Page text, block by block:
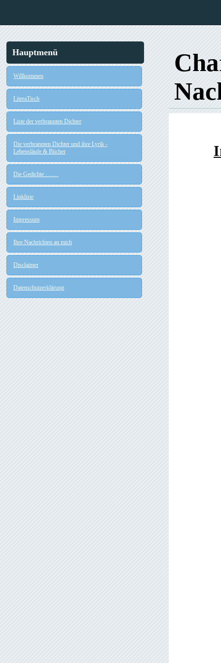
Hauptmenü
Willkommen
LiteraTisch
Liste der verbrannten Dichter
Die verbrannten Dichter und ihre Lyrik -
Lebensläufe & Bücher
Die Gedichte . . . . .
Linkliste
Impressum
Ihre Nachrichten an mich
Disclaimer
Datenschutzerklärung